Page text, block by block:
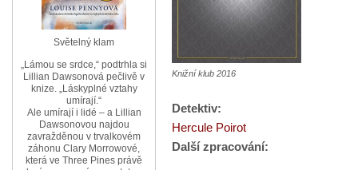
Knižní klub 2016
Detektiv:
Hercule Poirot
Další zpracování:
Světelný klam
„Lámou se srdce,“ podtrhla si
Lillian Dawsonová pečlivě v
knize. „Láskyplné vztahy
umírají.“
Ale umírají i lidé – a Lillian
Dawsonovou najdou
zavražděnou v trvalkovém
záhonu Clary Morrowové,
která ve Three Pines právě